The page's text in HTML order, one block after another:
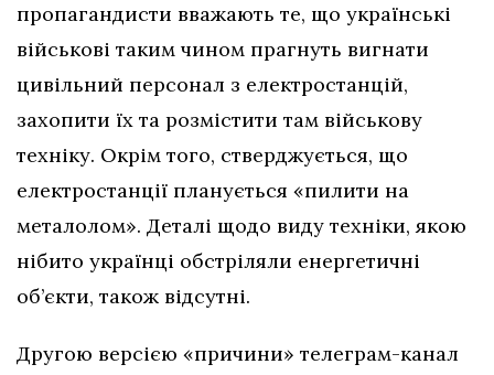
пропагандисти вважають те, що українські
військові таким чином прагнуть вигнати
цивільний персонал з електростанцій,
захопити їх та розмістити там військову
техніку. Окрім того, стверджується, що
електростанції планується «пилити на
металолом». Деталі щодо виду техніки, якою
нібито українці обстріляли енергетичні
об’єкти, також відсутні.
Другою версією «причини» телеграм-канал